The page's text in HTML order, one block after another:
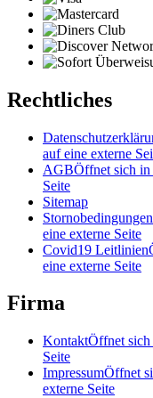
Rechtliches
auf eine externe
AGBÖffnet sich in
Seite
Sitemap
Stornobedingungen
eine externe Seite
Covid19 Leitlinien
eine externe Seite
Firma
KontaktÖffnet sich
Seite
ImpressumÖffnet
externe Seite